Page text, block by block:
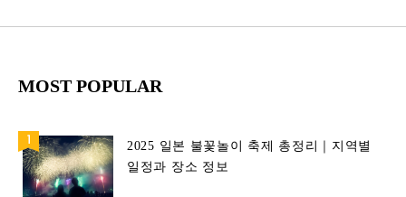
MOST POPULAR
2025 일본 불꽃놀이 축제 총정리｜지역별
일정과 장소 정보